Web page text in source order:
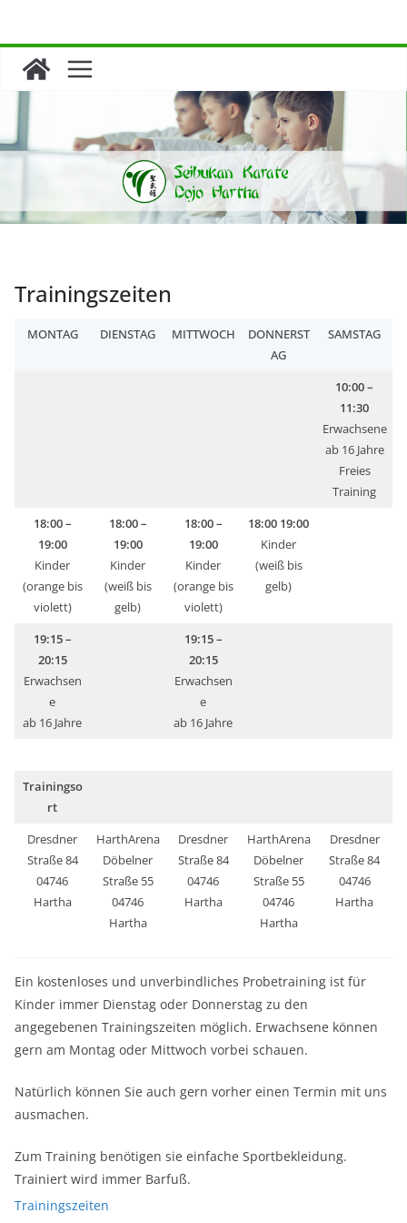
springen
Trainingszeiten
MONTAG DIENSTAG MITTWOCH
DONNERST
AG
SAMSTAG
10:00 –
11:30
Erwachsene
ab 16 Jahre
Freies
Training
18:00 –
19:00
Kinder
(orange bis
violett)
18:00 –
19:00
Kinder
(weiß bis
gelb)
18:00 –
19:00
Kinder
(orange bis
violett)
18:00 19:00
Kinder
(weiß bis
gelb)
19:15 –
20:15
Erwachsen
e
ab 16 Jahre
19:15 –
20:15
Erwachsen
e
ab 16 Jahre
Trainingso
rt
Dresdner
Straße 84
04746
Hartha
HarthArena
Döbelner
Straße 55
04746
Hartha
Dresdner
Straße 84
04746
Hartha
HarthArena
Döbelner
Straße 55
04746
Hartha
Dresdner
Straße 84
04746
Hartha
Ein kostenloses und unverbindliches Probetraining ist für
Kinder immer Dienstag oder Donnerstag zu den
angegebenen Trainingszeiten möglich. Erwachsene können
gern am Montag oder Mittwoch vorbei schauen.
Natürlich können Sie auch gern vorher einen Termin mit uns
ausmachen.
Zum Training benötigen sie einfache Sportbekleidung.
Trainiert wird immer Barfuß.
Trainingszeiten